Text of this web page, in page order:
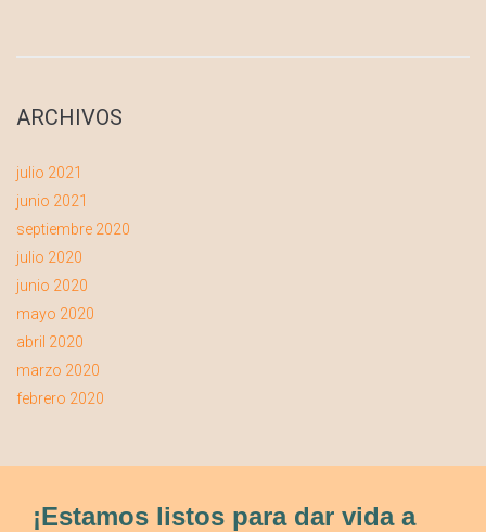
ARCHIVOS
julio 2021
junio 2021
septiembre 2020
julio 2020
junio 2020
mayo 2020
abril 2020
marzo 2020
febrero 2020
¡Estamos listos para dar vida a